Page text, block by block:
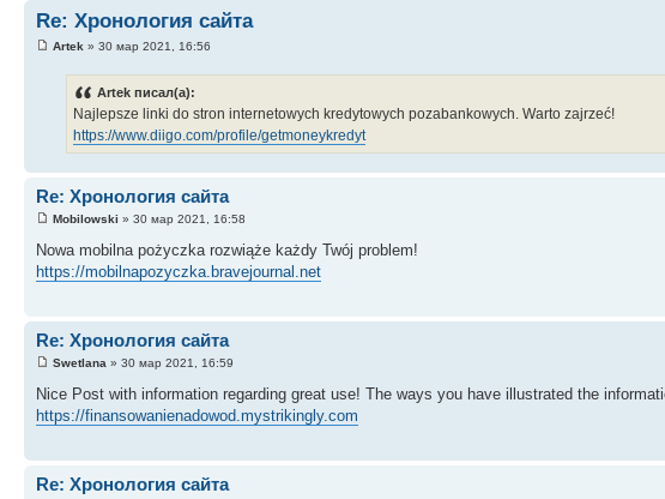
Re: Хронология сайта
Artek » 30 мар 2021, 16:56
Artek писал(а):
Najlepsze linki do stron internetowych kredytowych pozabankowych. Warto zajrzeć!
https://www.diigo.com/profile/getmoneykredyt
Re: Хронология сайта
Mobilowski » 30 мар 2021, 16:58
Nowa mobilna pożyczka rozwiąże każdy Twój problem!
https://mobilnapozyczka.bravejournal.net
Re: Хронология сайта
Swetlana » 30 мар 2021, 16:59
Nice Post with information regarding great use! The ways you have illustrated the
https://finansowanienadowod.mystrikingly.com
Re: Хронология сайта